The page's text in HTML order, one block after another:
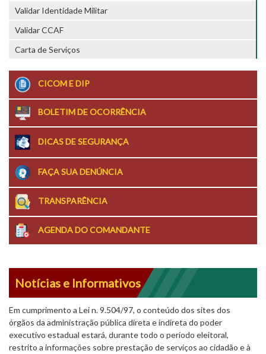
Validar Identidade Militar
Validar CCAF
Carta de Serviços
CICOM E DIP
BOLETIM DE OCORRÊNCIA
DICAS DE SEGURANÇA
FAÇA SUA DENÚNCIA
TRANSPARÊNCIA
AGENDA DO COMANDANTE
Notícias e Informativos
Em cumprimento a Lei n. 9.504/97, o conteúdo dos sites dos
órgãos da administração pública direta e indireta do poder
executivo estadual estará, durante todo o período eleitoral,
restrito a informações sobre prestação de serviços ao cidadão e à